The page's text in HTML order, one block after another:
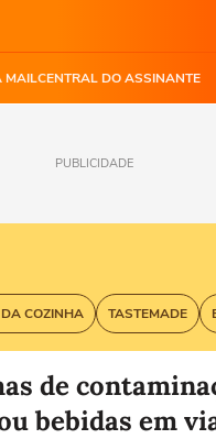
MAILCENTRAL DO ASSINANTE
PUBLICIDADE
COZINHA TASTEMADE
de
bebidas em